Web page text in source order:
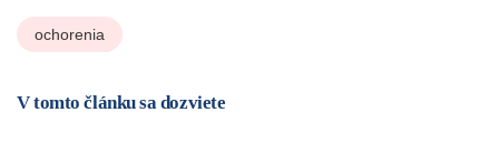
ochorenia
V tomto článku sa dozviete